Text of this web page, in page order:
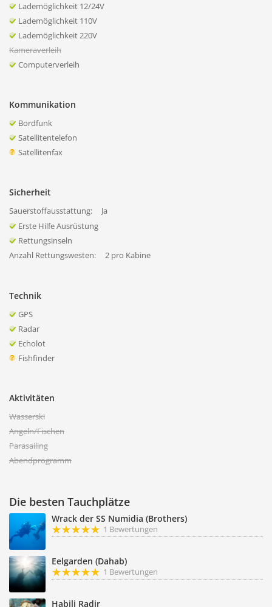
Lademöglichkeit 12/24V
Lademöglichkeit 110V
Lademöglichkeit 220V
Kameraverleih
Computerverleih
Kommunikation
Bordfunk
Satellitentelefon
Satellitenfax
Sicherheit
Sauerstoffausstattung:
Ja
Erste Hilfe Ausrüstung
Rettungsinseln
Anzahl Rettungswesten:
2 pro Kabine
Technik
GPS
Radar
Echolot
Fishfinder
Aktivitäten
Wasserski
Angeln/Fischen
Parasailing
Abendprogramm
Die besten Tauchplätze
Wrack der SS Numidia (Brothers)
1 Bewertungen
Eelgarden (Dahab)
1 Bewertungen
Habili Radir